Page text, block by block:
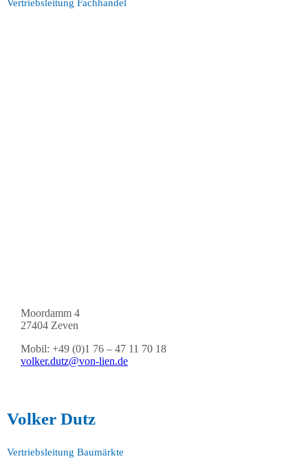
Vertriebsleitung Fachhandel
Moordamm 4
27404 Zeven
Mobil: +49 (0)1 76 – 47 11 70 18
volker.dutz@von-lien.de
Volker Dutz
Vertriebsleitung Baumärkte